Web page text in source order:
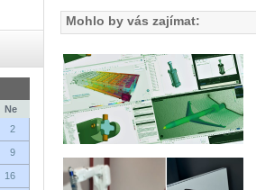
Ne
2
9
16
Mohlo by vás zajímat: